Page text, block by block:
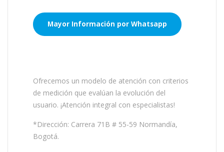
Mayor Información por Whatsapp
Ofrecemos un modelo de atención con criterios
de medición que evalúan la evolución del
usuario. ¡Atención integral con especialistas!
*Dirección: Carrera 71B # 55-59 Normandía,
Bogotá.